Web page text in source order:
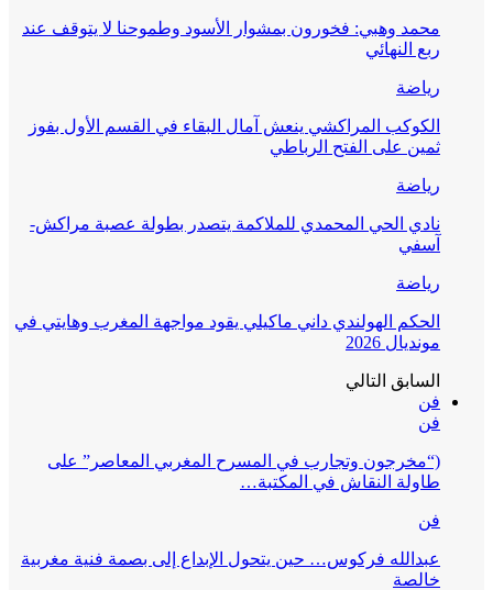
محمد وهبي: فخورون بمشوار الأسود وطموحنا لا يتوقف عند
ربع النهائي
رياضة
الكوكب المراكشي ينعش آمال البقاء في القسم الأول بفوز
ثمين على الفتح الرباطي
رياضة
نادي الحي المحمدي للملاكمة يتصدر بطولة عصبة مراكش-
آسفي
رياضة
الحكم الهولندي داني ماكيلي يقود مواجهة المغرب وهايتي في
مونديال 2026
السابق التالي
فن
فن
(“مخرجون وتجارب في المسرح المغربي المعاصر” على
طاولة النقاش في المكتبة…
فن
عبدالله فركوس… حين يتحول الإبداع إلى بصمة فنية مغربية
خالصة